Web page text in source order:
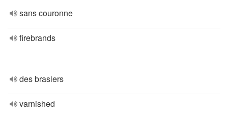
sans couronne
firebrands
des brasiers
varnished